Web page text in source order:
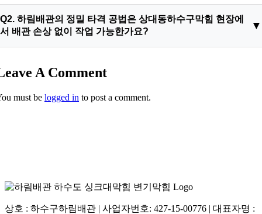
A1. 펠렛 톱밥은 천연 나무 성분으로 수분을 흡수하면 부피가 팽
창하여 배관 내부에서 응집되는 성질이 강합니다. 이것이 주방의
격 스케일링이 필수적입니다.
Q2. 하림배관의 정밀 타격 공법은 상대동하수구막힘 현장에
서 배관 손상 없이 작업 가능한가요?
▼
를 실시간 모니터링하며, 초고속 회전 플렉스 샤프트 장비로 배
관 내벽 파손 없이 이물질만 정밀하게 파쇄합니다. 이후 강력한
A Comment
must be logged in to post a comment.
상호 : 하수구하림배관 | 사업자번호: 427-15-00776 | 대표자명 :